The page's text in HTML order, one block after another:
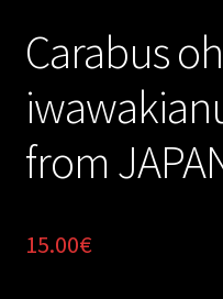
Carabus
from
15.00€